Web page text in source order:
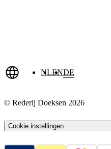
NLENDE
© Rederij Doeksen 2026
Cookie instellingen